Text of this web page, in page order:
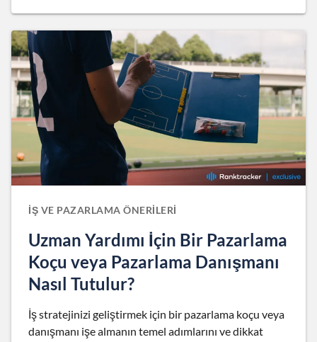
İŞ VE PAZARLAMA ÖNERILERI
Uzman Yardımı İçin Bir Pazarlama
Koçu veya Pazarlama Danışmanı
Nasıl Tutulur?
İş stratejinizi geliştirmek için bir pazarlama koçu veya
danışmanı işe almanın temel adımlarını ve dikkat